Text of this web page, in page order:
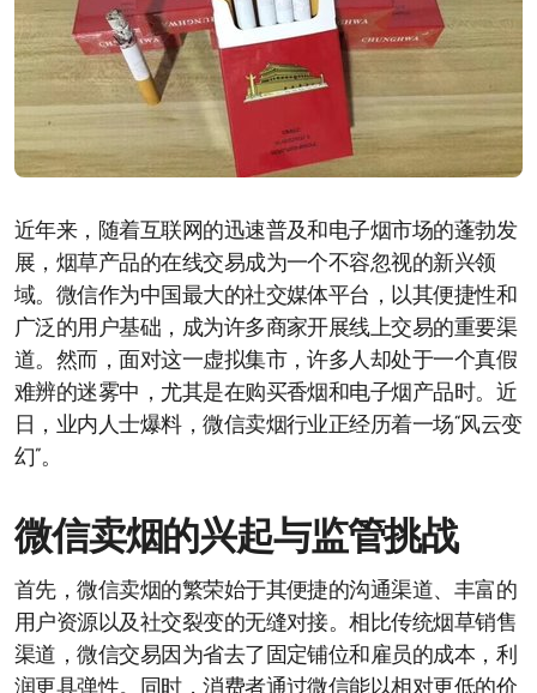
近年来，随着互联网的迅速普及和电子烟市场的蓬勃发
展，烟草产品的在线交易成为一个不容忽视的新兴领
域。微信作为中国最大的社交媒体平台，以其便捷性和
广泛的用户基础，成为许多商家开展线上交易的重要渠
道。然而，面对这一虚拟集市，许多人却处于一个真假
难辨的迷雾中，尤其是在购买香烟和电子烟产品时。近
日，业内人士爆料，微信卖烟行业正经历着一场“风云变
幻”。
微信卖烟的兴起与监管挑战
首先，微信卖烟的繁荣始于其便捷的沟通渠道、丰富的
用户资源以及社交裂变的无缝对接。相比传统烟草销售
渠道，微信交易因为省去了固定铺位和雇员的成本，利